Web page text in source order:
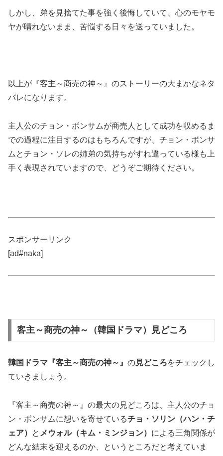
しかし、弟を見捨てた事を強く後悔していて、心のモヤモ
ヤが晴れないまま、苦悩する日々を送っていました。
以上が『客主～商売の神～』のストーリーの大まかなネタ
バレになります。
主人公のチョン・ボンサムが商売人として成功を収めるま
での過程に注目するのはもちろんですが、チョン・ボンサ
ムとチョン・ソレの姉弟の気持ちがすれ違っている様も上
手く表現されていますので、どうぞご期待ください。
スポンサーリンク
[ad#naka]
客主～商売の神～（韓国ドラマ）見どころ
韓国ドラマ『客主～商売の神～』 の見どころをチェックし
ていきましょう。
『客主～商売の神～』の最大の見どころは、主人公のチョ
ン・ボンサムに想いを寄せているチョ・ソリン（ハン・チ
ェア）
と メウォル（キム・ミンジョン） による三角関係が
どんな結末を迎えるのか、というところだと考えていま